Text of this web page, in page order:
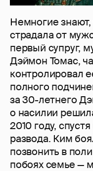
Немногие
страдала от
первый супруг,
Дэймон Томас,
контролировал
полного
за 30-летнего
о насилии
2010 году,
развода. Ким
позвонить в
побоях семье —